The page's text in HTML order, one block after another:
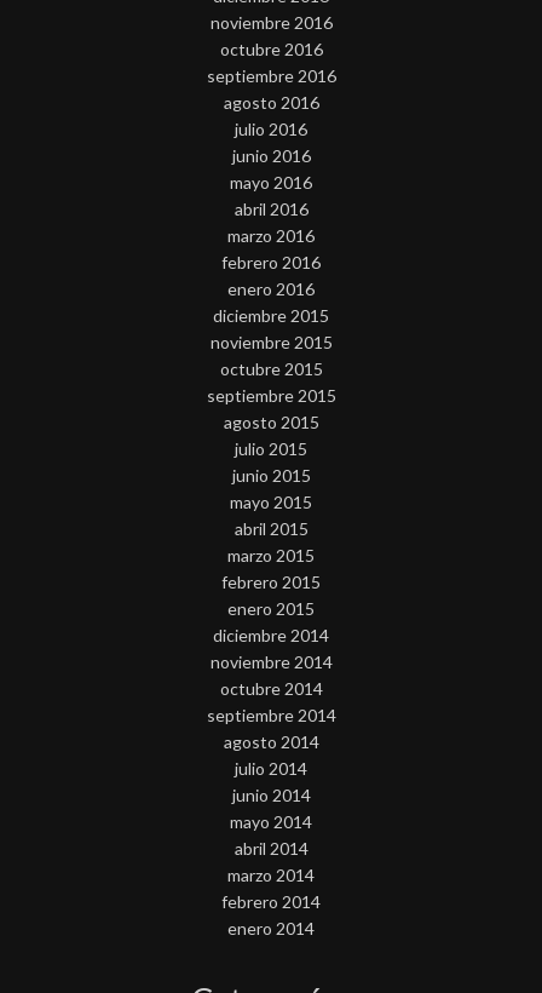
noviembre 2016
octubre 2016
septiembre 2016
agosto 2016
julio 2016
junio 2016
mayo 2016
abril 2016
marzo 2016
febrero 2016
enero 2016
diciembre 2015
noviembre 2015
octubre 2015
septiembre 2015
agosto 2015
julio 2015
junio 2015
mayo 2015
abril 2015
marzo 2015
febrero 2015
enero 2015
diciembre 2014
noviembre 2014
octubre 2014
septiembre 2014
agosto 2014
julio 2014
junio 2014
mayo 2014
abril 2014
marzo 2014
febrero 2014
enero 2014